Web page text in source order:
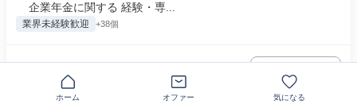
企業年金に関する 経験・専...
業界未経験歓迎 +38個
ホーム オファー 気になる